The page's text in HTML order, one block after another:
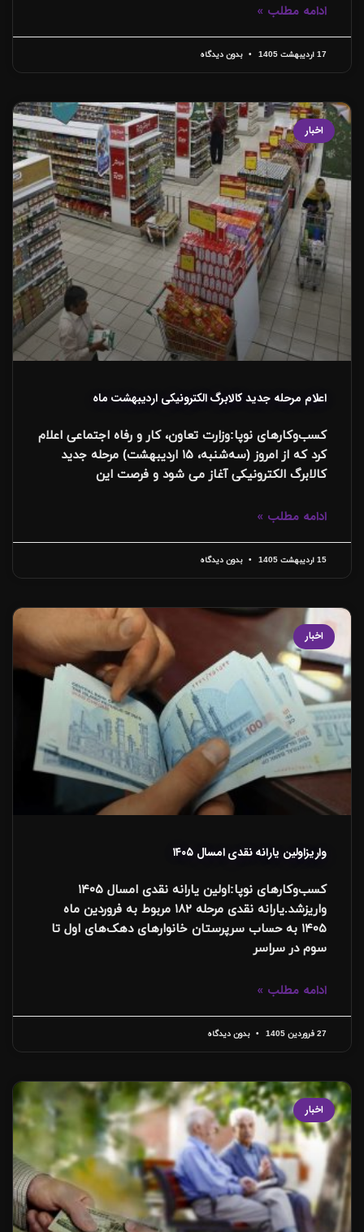
ادامه مطلب »
17 اردیبهشت 1405 بدون دیدگاه
اخبار
اعلام مرحله جدید کالابرگ الکترونیکی اردیبهشت ماه
کسب‌وکارهای نوپا:وزارت تعاون، کار و رفاه اجتماعی اعلام
کرد که از امروز (سه‌شنبه، ۱۵ اردیبهشت) مرحله جدید
کالابرگ الکترونیکی آغاز می شود و فرصت این
ادامه مطلب »
15 اردیبهشت 1405 بدون دیدگاه
اخبار
واریزاولین یارانه نقدی امسال ۱۴۰۵
کسب‌وکارهای نوپا:اولین یارانه نقدی امسال ۱۴۰۵
واریزشد.یارانه نقدی مرحله ۱۸۲ مربوط به فروردین ماه
۱۴۰۵ به حساب سرپرستان خانوار‌های دهک‌های اول تا
سوم در سراسر
ادامه مطلب »
27 فروردین 1405 بدون دیدگاه
اخبار